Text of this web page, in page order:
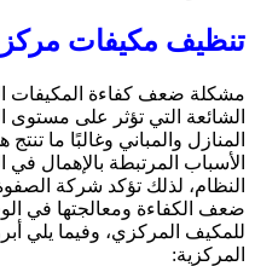
تنظيف مكيفات
مشكلة ضعف كفاءة المكيفات
الشائعة التي تؤثر على مستوى
المنازل والمباني وغالبًا ما
الأسباب المرتبطة بالإهمال
النظام، لذلك تؤكد شركة
ضعف الكفاءة ومعالجتها في
للمكيف المركزي، وفيما يلي
المركزية: